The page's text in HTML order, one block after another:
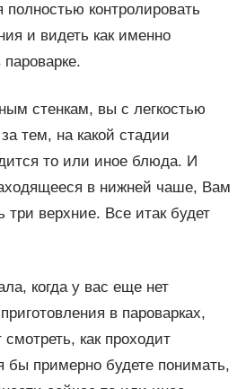
полностью контролировать
и видеть как именно
стенкам, вы с легкостью
тем, на какой стадии
то или иное блюда. И
в нижней чаше, Вам
три верхние. Все итак будет
когда у вас еще нет
в пароварках,
как проходит
бы примерно будете понимать,